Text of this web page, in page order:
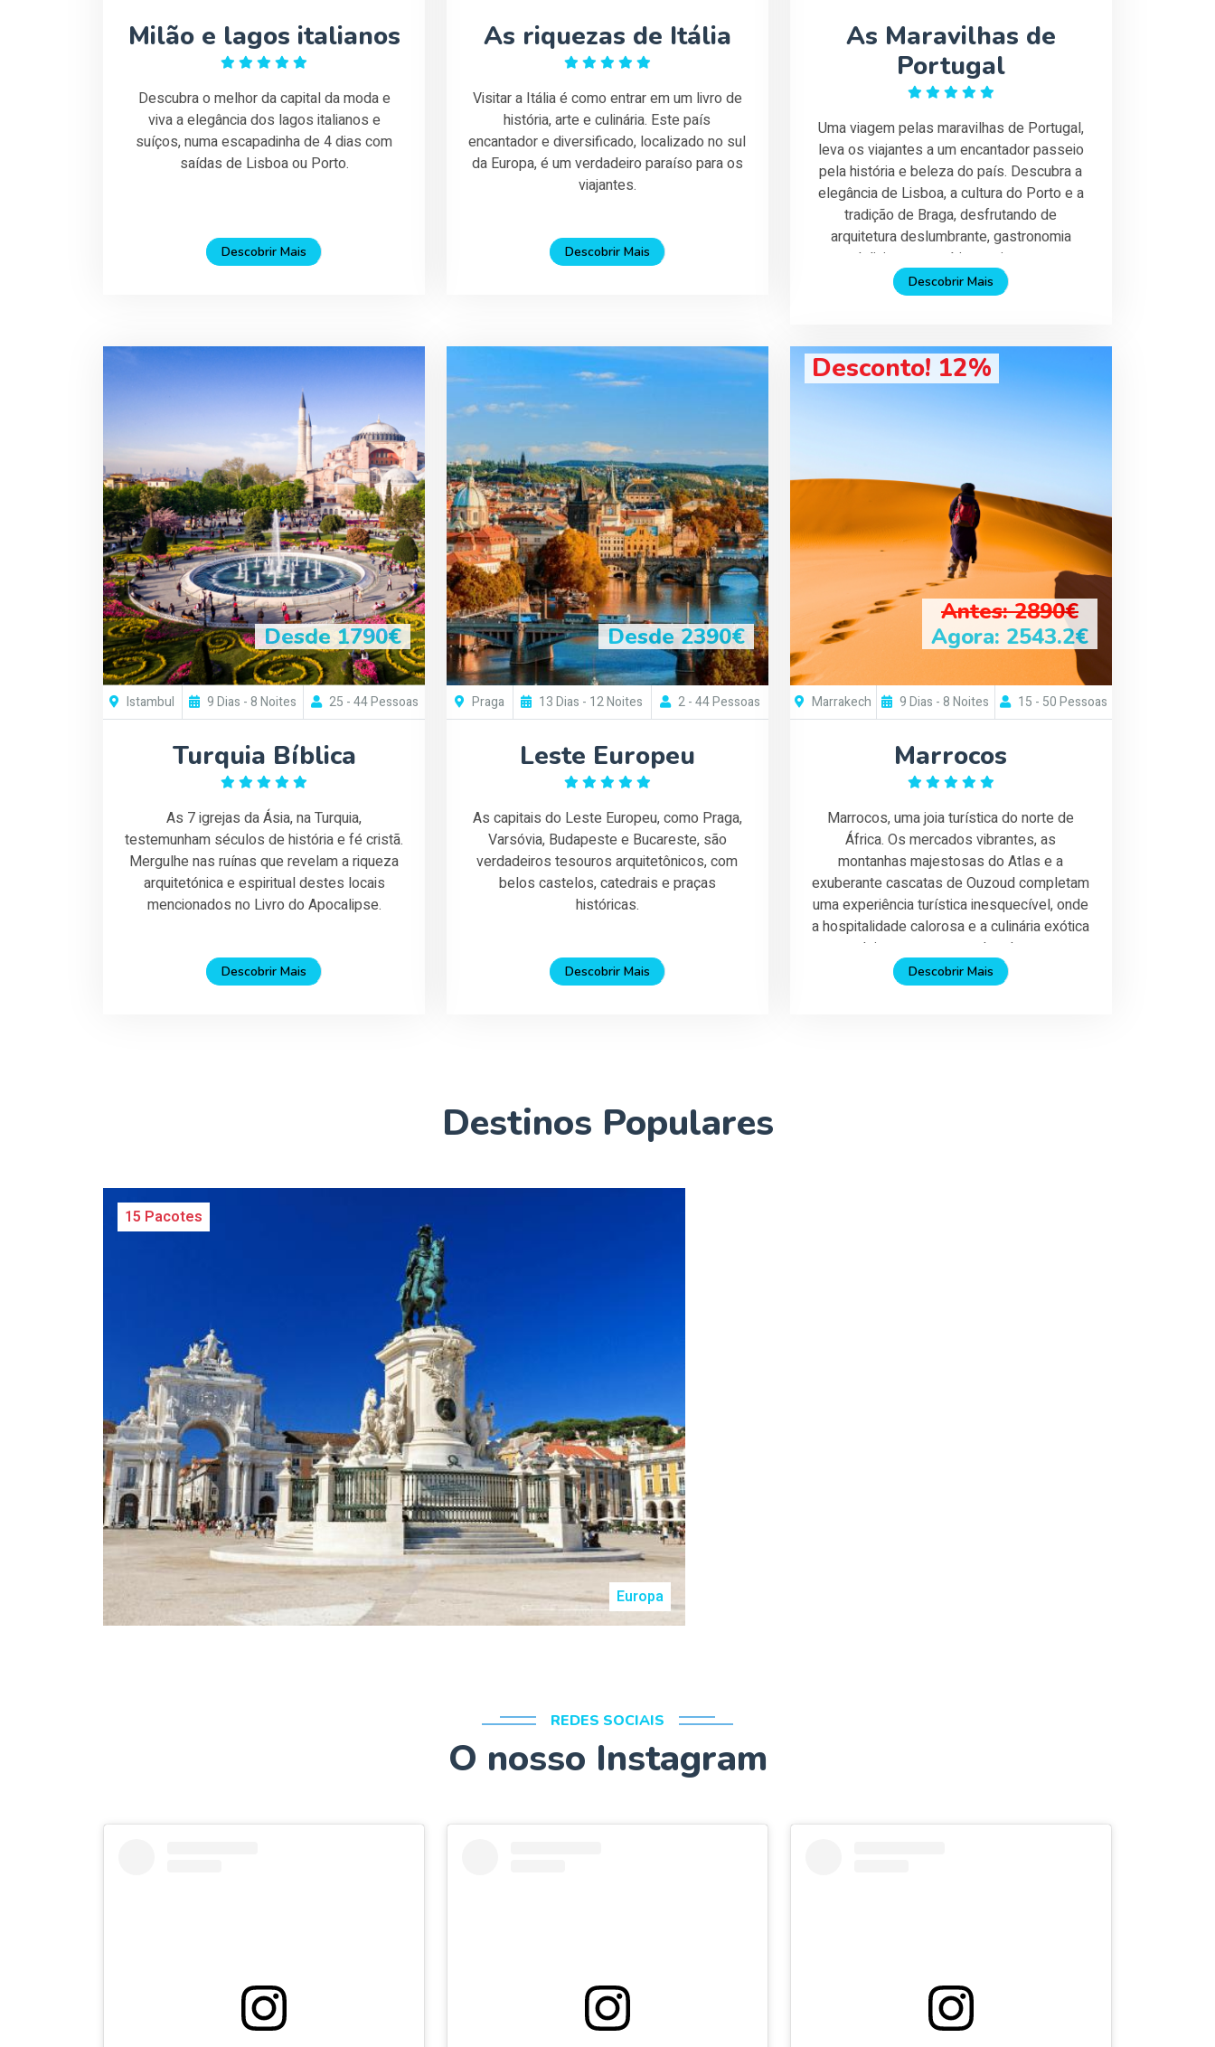
Milão e lagos italianos
Descubra o melhor da capital da moda e
viva a elegância dos lagos italianos e
suíços, numa escapadinha de 4 dias com
saídas de Lisboa ou Porto.
Descobrir Mais
As riquezas de Itália
Visitar a Itália é como entrar em um livro de
história, arte e culinária. Este país
encantador e diversificado, localizado no sul
da Europa, é um verdadeiro paraíso para os
viajantes.
Descobrir Mais
As Maravilhas de
Portugal
Uma viagem pelas maravilhas de Portugal,
leva os viajantes a um encantador passeio
pela história e beleza do país. Descubra a
elegância de Lisboa, a cultura do Porto e a
tradição de Braga, desfrutando de
arquitetura deslumbrante, gastronomia
deliciosa e cenários cativantes.
Descobrir Mais
Desde 1790€
Istambul 9 Dias - 8 Noites 25 - 44 Pessoas
Turquia Bíblica
As 7 igrejas da Ásia, na Turquia,
testemunham séculos de história e fé cristã.
Mergulhe nas ruínas que revelam a riqueza
arquitetónica e espiritual destes locais
mencionados no Livro do Apocalipse.
Descobrir Mais
Desde 2390€
Praga 13 Dias - 12 Noites 2 - 44 Pessoas
Leste Europeu
As capitais do Leste Europeu, como Praga,
Varsóvia, Budapeste e Bucareste, são
verdadeiros tesouros arquitetônicos, com
belos castelos, catedrais e praças
históricas.
Descobrir Mais
Desconto! 12%
Antes: 2890€
Agora: 2543.2€
Marrakech 9 Dias - 8 Noites 15 - 50 Pessoas
Marrocos
Marrocos, uma joia turística do norte de
África. Os mercados vibrantes, as
montanhas majestosas do Atlas e a
exuberante cascatas de Ouzoud completam
uma experiência turística inesquecível, onde
a hospitalidade calorosa e a culinária exótica
deixam uma marca duradoura.
Descobrir Mais
Destinos Populares
15 Pacotes
Europa
REDES SOCIAIS
O nosso Instagram